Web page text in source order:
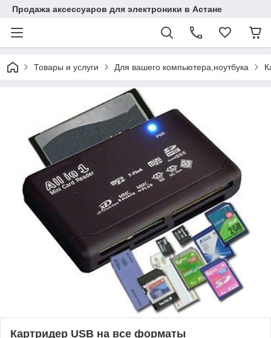
Продажа аксессуаров для электроники в Астане
Товары и услуги Для вашего компьютера,ноутбука
Картридер USB на все форматы